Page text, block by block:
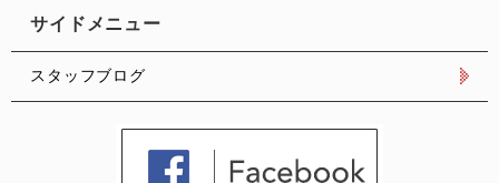
サイドメニュー
スタッフブログ